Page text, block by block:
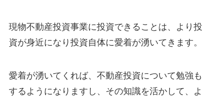
現物不動産投資事業に投資できることは、より投
資が身近になり投資自体に愛着が湧いてきます。
愛着が湧いてくれば、不動産投資について勉強も
するようになりますし、その知識を活かして、よ